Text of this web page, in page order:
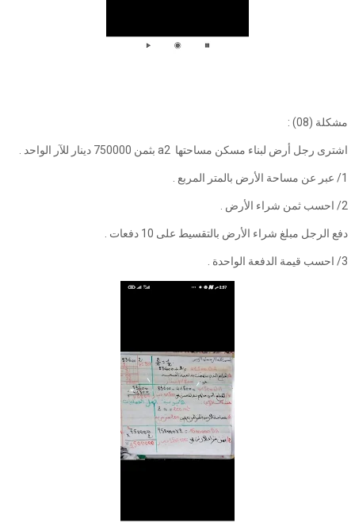
مشكلة (08) :
اشترى رجل أرض لبناء مسكن مساحتها a2 بثمن 750000 دينار للآر الواحد .
1/ عبر عن مساحة الأرض بالمتر المربع .
2/ احسب ثمن شراء الأرض .
دفع الرجل مبلغ شراء الأرض بالتقسيط على 10 دفعات .
3/ احسب قيمة الدفعة الواحدة .